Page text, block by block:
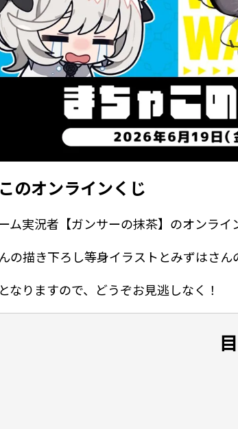
のオンラインくじ
ム実況者【ガンサーの抹茶】のオンラ
の描き下ろし等身イラストとみずはさ
なりますので、どうぞお見逃しなく！